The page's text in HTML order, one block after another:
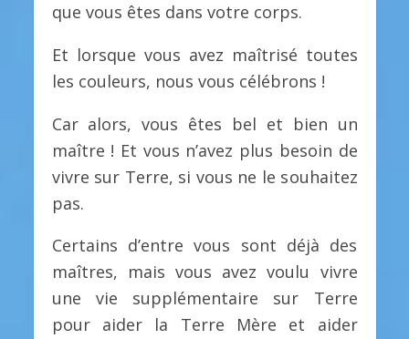
que vous êtes dans votre corps.
Et lorsque vous avez maîtrisé toutes
les couleurs, nous vous célébrons !
Car alors, vous êtes bel et bien un
maître ! Et vous n’avez plus besoin de
vivre sur Terre, si vous ne le souhaitez
pas.
Certains d’entre vous sont déjà des
maîtres, mais vous avez voulu vivre
une vie supplémentaire sur Terre
pour aider la Terre Mère et aider